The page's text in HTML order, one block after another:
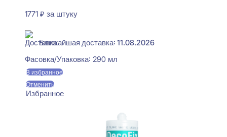
1771 ₽ за штуку
Ближайшая доставка: 11.08.2026
Фасовка/Упаковка: 290 мл
В избранное
Отменить
Избранное